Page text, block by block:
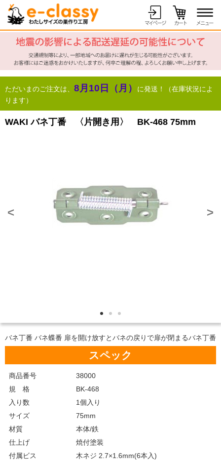
ただいまのご注文は、 8月10日（月）
に発送！（在庫状況によ
ります）
WAKI バネ丁番 〈片開き用〉 BK-468 75mm
< >
バネ丁番 バネ蝶番 扉を開け放すとバネの戻りで扉が閉まるバネ丁番
スペック
商品番号
38000
規 格
BK-468
入り数
1個入り
サイズ
75mm
材質
本体/鉄
仕上げ
焼付塗装
付属ビス
木ネジ 2.7×1.6mm(6本入)